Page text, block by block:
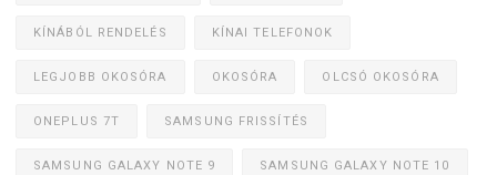
KÍNÁBÓL RENDELÉS KÍNAI TELEFONOK
LEGJOBB OKOSÓRA OKOSÓRA OLCSÓ OKOSÓRA
ONEPLUS 7T SAMSUNG FRISSÍTÉS
SAMSUNG GALAXY NOTE 9 SAMSUNG GALAXY NOTE 10